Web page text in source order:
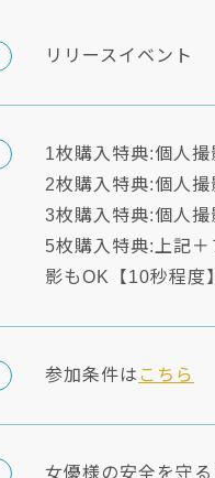
リリースイベント
1枚購入特典:個人
2枚購入特典:個人
3枚購入特典:個人
5枚購入特典:上記
影もOK【10秒程度
参加条件は こちら
女優様の安全を守